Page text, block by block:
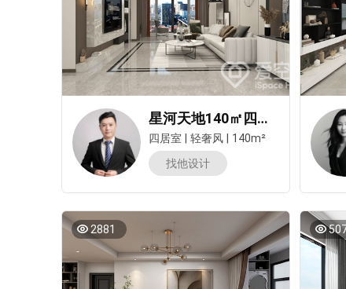
星河天地140㎡四居室轻奢风装修案例
四居室 轻奢风
140m²
找他设计
2881